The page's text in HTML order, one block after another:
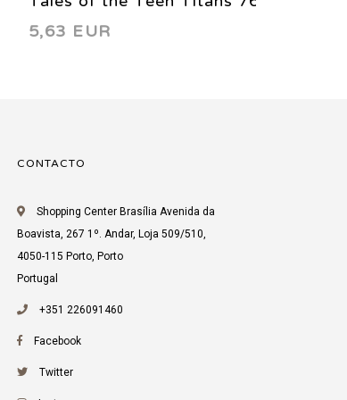
1987
5,63 EUR
CONTACTO
Shopping Center Brasília Avenida da
Boavista, 267 1º. Andar, Loja 509/510,
4050-115 Porto, Porto
Portugal
+351 226091460
Facebook
Twitter